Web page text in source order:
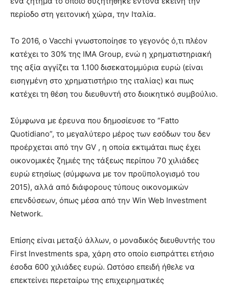
περίοδο στη γειτονική χώρα, την Ιταλία.
Το 2016, ο Vacchi γνωστοποίησε το γεγονός ό,τι πλέον
κατέχει το 30% της IMA Group, ενώ η χρηματιστηριακή
της αξία αγγίζει τα 1.100 δισεκατομμύρια ευρώ (είναι
εισηγμένη στο χρηματιστήριο της ιταλίας) και πως
κατέχει τη θέση του διευθυντή στο διοικητικό συμβούλιο.
Σύμφωνα με έρευνα που δημοσίευσε το “Fatto
Quotidiano”, το μεγαλύτερο μέρος των εσόδων του δεν
προέρχεται από την GV , η οποία εκτιμάται πως έχει
οικονομικές ζημιές της τάξεως περίπου 70 χιλιάδες
ευρώ ετησίως (σύμφωνα με τον προϋπολογισμό του
2015), αλλά από διάφορους τύπους οικονομικών
επενδύσεων, όπως μέσα από την Win Web Investment
Network.
Επίσης είναι μεταξύ άλλων, ο μοναδικός διευθυντής του
First Investments spa, χάρη στο οποίο εισπράττει ετήσιο
έσοδα 600 χιλιάδες ευρώ. Ωστόσο επειδή ήθελε να
επεκτείνει περεταίρω της επιχειρηματικές